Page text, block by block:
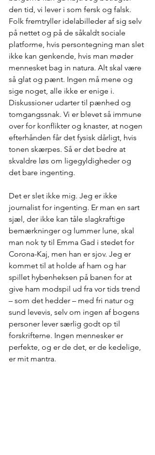
den tid, vi lever i som fersk og falsk.
Folk fremtryller idelabilleder af sig selv
på nettet og på de såkaldt sociale
platforme, hvis persontegning man slet
ikke kan genkende, hvis man møder
mennesket bag in natura. Alt skal være
så glat og pænt. Ingen må mene og
sige noget, alle ikke er enige i.
Diskussioner udarter til pænhed og
tomgangssnak. Vi er blevet så immune
over for konflikter og knaster, at nogen
efterhånden får det fysisk dårligt, hvis
tonen skærpes. Så er det bedre at
skvaldre løs om ligegyldigheder og
det bare ingenting.
Det er slet ikke mig. Jeg er ikke
journalist for ingenting. Er man en sart
sjæl, der ikke kan tåle slagkraftige
bemærkninger og lummer lune, skal
man nok ty til Emma Gad i stedet for
Corona-Kaj, men han er sjov. Jeg er
kommet til at holde af ham og har
spillet hybenheksen på banen for at
give ham modspil ud fra vor tids trend
– som det hedder – med fri natur og
sund levevis, selv om ingen af bogens
personer lever særlig godt op til
forskrifterne. Ingen mennesker er
perfekte, og er de det, er de kedelige,
er mit mantra.